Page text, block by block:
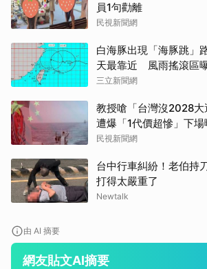
員1句勸離
民視新聞網
白海豚出現「海豚跳」
天最靠近 風雨搖滾區
三立新聞網
教授嗆「台灣沒2028大
遭爆「1代價超慘」下場
民視新聞網
台中行車糾紛！老伯持
打得太嚴重了
Newtalk
由 AI 摘要
網友貼文AI摘要